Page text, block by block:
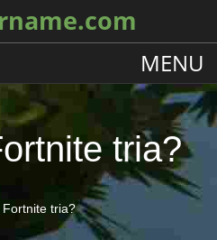
MENU
tria?
Fortnite tria?